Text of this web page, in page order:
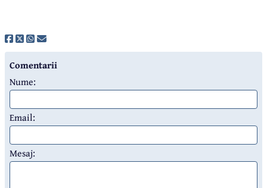
Comentarii
Nume:
Email:
Mesaj: